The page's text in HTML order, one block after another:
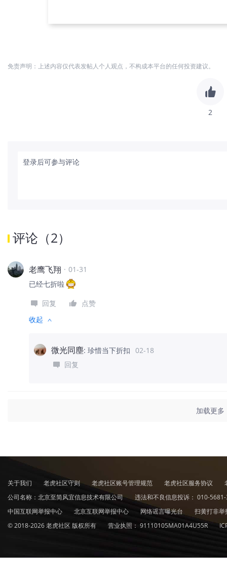
免责声明：上述内容仅代表发帖人个人观点，不构成本平台的任何投资建议。
2
登录后可参与评论
评论 （2）
老鹰飞翔 · 01-31
已经七折啦
回复
点赞
收起
微光同塵: 珍惜当下折扣 02-18
回复
加载更多
关于我们 老虎社区守则 老虎社区账号管理规范 老虎社区服务协议
公司名称：北京至简风宜信息技术有限公司
违法和不良信息投诉： 010-
中国互联网举报中心
北京互联网举报中心 网络谣言曝光台
扫黄打非
© 2018-2026 老虎社区 版权所有
营业执照： 91110105MA01A4U55R